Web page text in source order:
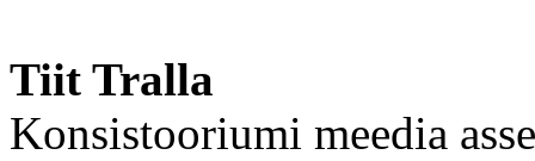
Tiit Tralla
Konsistooriumi meedia